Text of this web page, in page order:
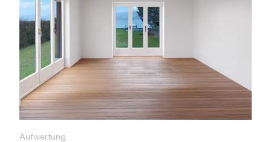
Aufwertung